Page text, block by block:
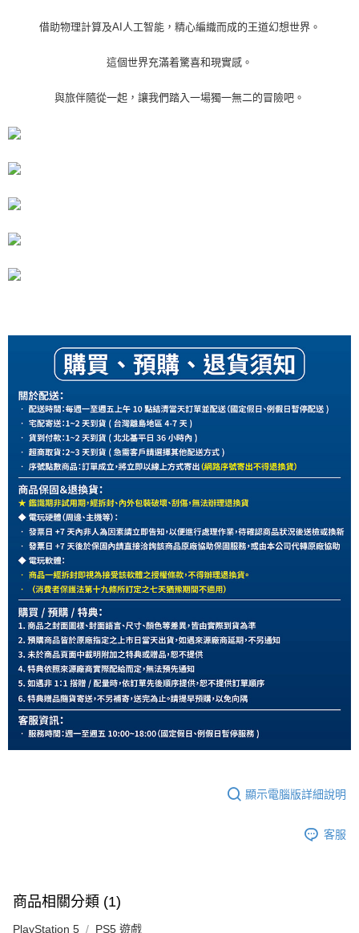
借助物理計算及AI人工智能，精心編織而成的王道幻想世界。
這個世界充滿着驚喜和現實感。
與旅伴隨從一起，讓我們踏入一場獨一無二的冒險吧。
顯示電腦版詳細說明
客服
商品相關分類 (1)
PlayStation 5 PS5 遊戲